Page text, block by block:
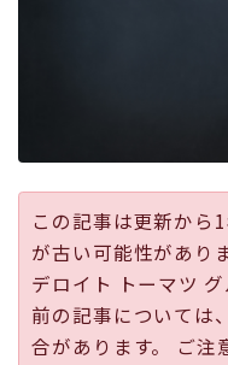
採用
公式ページ
この記事は更新から
が古い可能性があり
デロイト トーマツ
前の記事については
合があります。 ご注